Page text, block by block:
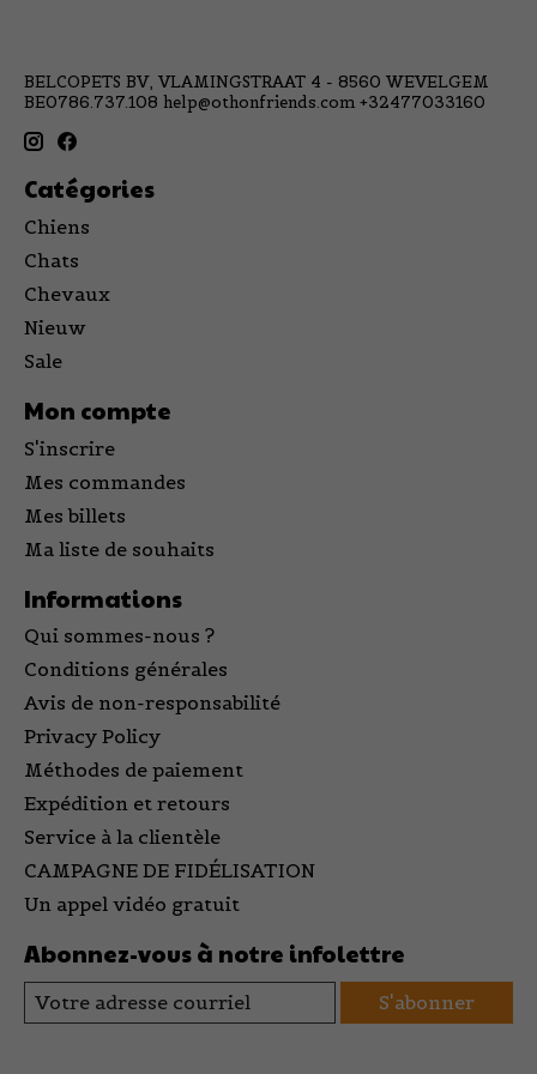
BELCOPETS BV, VLAMINGSTRAAT 4 - 8560 WEVELGEM
BE0786.737.108 help@othonfriends.com +32477033160
Catégories
Chiens
Chats
Chevaux
Nieuw
Sale
Mon compte
S'inscrire
Mes commandes
Mes billets
Ma liste de souhaits
Informations
Qui sommes-nous ?
Conditions générales
Avis de non-responsabilité
Privacy Policy
Méthodes de paiement
Expédition et retours
Service à la clientèle
CAMPAGNE DE FIDÉLISATION
Un appel vidéo gratuit
Abonnez-vous à notre infolettre
S'abonner